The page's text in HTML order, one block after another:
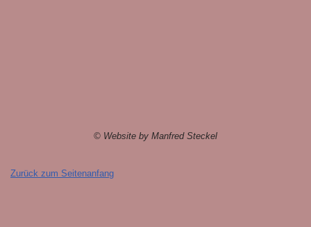
© Website by Manfred Steckel
Zurück zum Seitenanfang